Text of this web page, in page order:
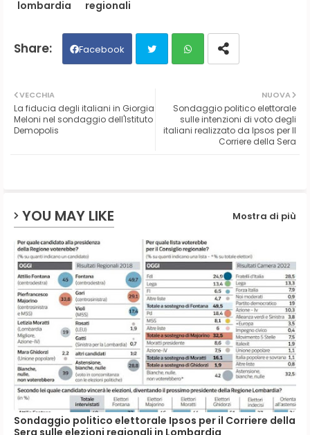
lombardia regionali
Facebook
ter ats
NUOVA
Sondaggio politico elettorale
sulle intenzioni di voto degli
italiani realizzato da Ipsos per Il
Corriere della Sera
VECCHIA
La fiducia degli italiani in Giorgia
Meloni nel sondaggio dell'Istituto
Demopolis
YOU MAY LIKE Mostra di più
Sondaggio politico elettorale Ipsos per il Corriere della
Sera sulle elezioni regionali in Lombardia